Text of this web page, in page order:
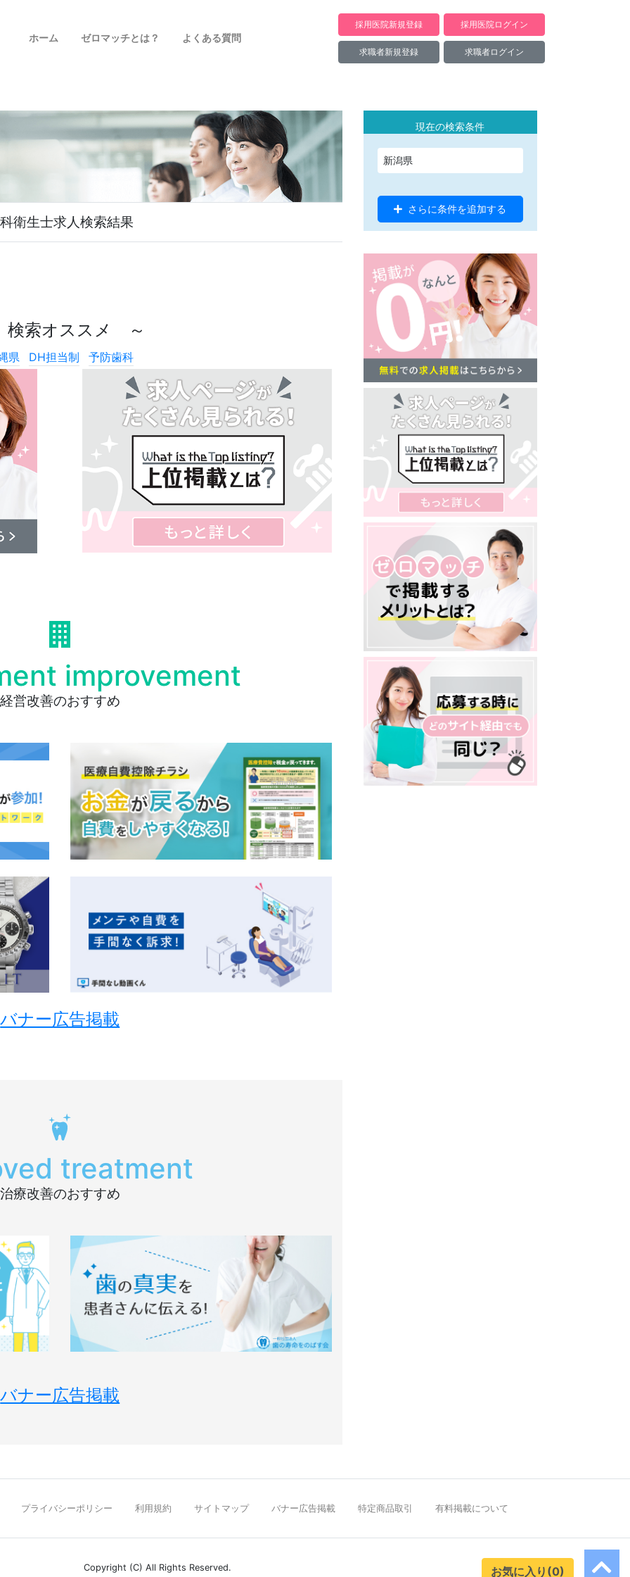
ホーム ゼロマッチとは？ よくある質問
採用医院新規登録 採用医院ログイン
求職者新規登録 求職者ログイン
現在の検索条件
新潟県
さらに条件を追加する
衛生士求人検索結果
索オススメ ～
県 DH担当制 予防歯科
improvement
経営改善のおすすめ
バナー広告掲載
treatment
治療改善のおすすめ
バナー広告掲載
プライバシーポリシー 利用規約 サイトマップ バナー広告掲載 特定商品取引 有料掲載について
Copyright (C) All Rights Reserved. お気に入り(0)